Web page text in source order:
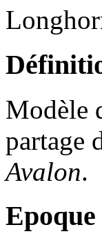
Modèle
partage
Avalon.